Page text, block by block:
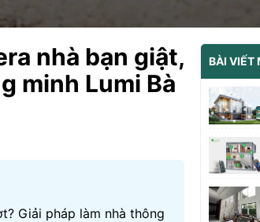
nhà bạn giật,
minh Lumi Bà
Giải pháp làm nhà thông
BÀI VIẾT